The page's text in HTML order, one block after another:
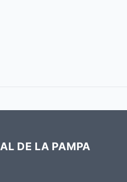
DE LA PAMPA